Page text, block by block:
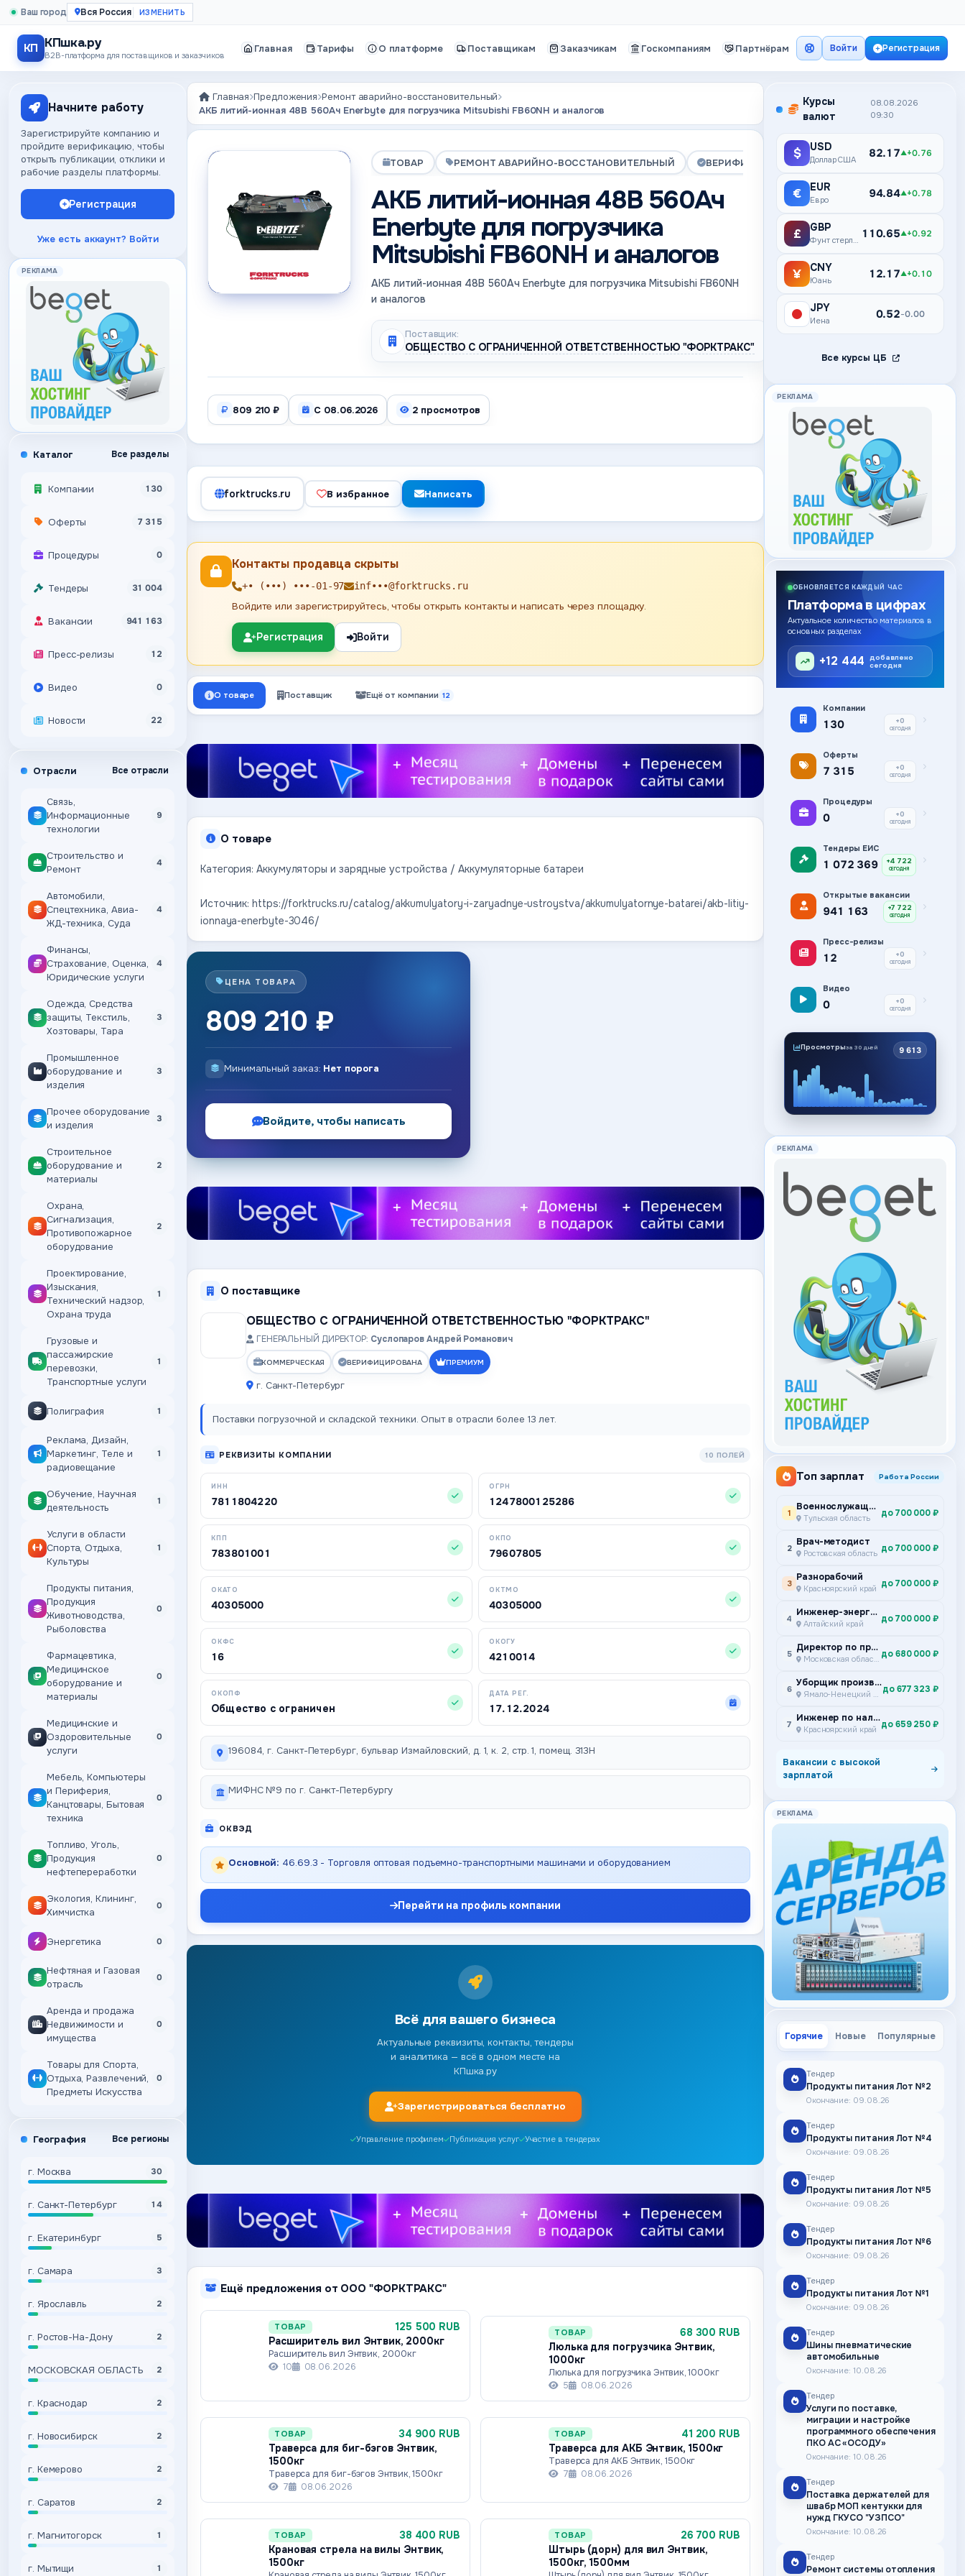
Ваш город Вся Россия
КП КПшка.ру
B2B-платформа для поставщиков и заказчиков
Главная Тарифы О платформе Поставщикам Заказчикам Госкомпаниям Партнёрам Войти Регистрация
Начните работу
Зарегистрируйте компанию и
пройдите верификацию, чтобы
открыть публикации, отклики и
рабочие разделы платформы.
Регистрация
Уже есть аккаунт? Войти
РЕКЛАМА
Каталог Все разделы
Компании 130
Оферты 7 315
Процедуры 0
Тендеры 31 004
Вакансии 941 163
Пресс-релизы 12
Видео 0
Новости 22
Отрасли Все отрасли
Связь,
Информационные
технологии
9
Строительство и
Ремонт
4
Автомобили,
Спецтехника, Авиа-
ЖД-техника, Суда
4
Финансы,
Страхование, Оценка,
Юридические услуги
4
Одежда, Средства
защиты, Текстиль,
Хозтовары, Тара
3
Промышленное
оборудование и
изделия
3
Прочее оборудование
и изделия
3
Строительное
оборудование и
материалы
2
Охрана,
Сигнализация,
Противопожарное
оборудование
2
Проектирование,
Изыскания,
Технический надзор,
Охрана труда
1
Грузовые и
пассажирские
перевозки,
Транспортные услуги
1
Полиграфия 1
Реклама, Дизайн,
Маркетинг, Теле и
радиовещание
1
Обучение, Научная
деятельность
1
Услуги в области
Спорта, Отдыха,
Культуры
1
Продукты питания,
Продукция
Животноводства,
Рыболовства
0
Фармацевтика,
Медицинское
оборудование и
материалы
0
Медицинские и
Оздоровительные
услуги
0
Мебель, Компьютеры
и Периферия,
Канцтовары, Бытовая
техника
0
Топливо, Уголь,
Продукция
нефтепереработки
0
Экология, Клининг,
Химчистка
0
Энергетика 0
Нефтяная и Газовая
отрасль
0
Аренда и продажа
Недвижимости и
имущества
0
Товары для Спорта,
Отдыха, Развлечений,
Предметы Искусства
0
География Все регионы
г. Москва 30
г. Санкт-Петербург 14
г. Екатеринбург 5
г. Самара 3
г. Ярославль 2
г. Ростов-На-Дону 2
МОСКОВСКАЯ ОБЛАСТЬ 2
г. Краснодар 2
г. Новосибирск 2
г. Кемерово 2
г. Саратов 2
г. Магнитогорск 1
г. Мытищи 1
Главная Предложения Ремонт аварийно-восстановительный
АКБ литий-ионная 48В 560Ач Enerbyte для погрузчика Mitsubishi FB60NH и аналогов
ТОВАР РЕМОНТ АВАРИЙНО-ВОССТАНОВИТЕЛЬНЫЙ ВЕРИФИЦИРОВАНА ПРЕМИУМ
АКБ литий-ионная 48В 560Ач
Enerbyte для погрузчика
Mitsubishi FB60NH и аналогов
АКБ литий-ионная 48В 560Ач Enerbyte для погрузчика Mitsubishi FB60NH
и аналогов
Поставщик:
ОБЩЕСТВО С ОГРАНИЧЕННОЙ ОТВЕТСТВЕННОСТЬЮ "ФОРКТРАКС"
809 210 ₽ С 08.06.2026 2 просмотров
forktrucks.ru В избранное Написать
Контакты продавца скрыты
+• (•••) •••-01-97 inf•••@forktrucks.ru
Войдите или зарегистрируйтесь, чтобы открыть контакты и написать через площадку.
Регистрация Войти
О товаре Поставщик Ещё от компании 12
О товаре
Категория: Аккумуляторы и зарядные устройства / Аккумуляторные батареи
Источник: https://forktrucks.ru/catalog/akkumulyatory-i-zaryadnye-ustroystva/akkumulyatornye-batarei/akb-litiy-
ionnaya-enerbyte-3046/
ЦЕНА ТОВАРА
809 210 ₽
Минимальный заказ: Нет порога
Войдите, чтобы написать
О поставщике
ОБЩЕСТВО С ОГРАНИЧЕННОЙ ОТВЕТСТВЕННОСТЬЮ "ФОРКТРАКС"
ГЕНЕРАЛЬНЫЙ ДИРЕКТОР: Суслопаров Андрей Романович
КОММЕРЧЕСКАЯ ВЕРИФИЦИРОВАНА ПРЕМИУМ
г. Санкт-Петербург
Поставки погрузочной и складской техники. Опыт в отрасли более 13 лет.
РЕКВИЗИТЫ КОМПАНИИ 10 ПОЛЕЙ
ИНН
7811804220
ОГРН
1247800125286
КПП
783801001
ОКПО
79607805
ОКАТО
40305000
ОКТМО
40305000
ОКФС
16
ОКОГУ
4210014
ОКОПФ
Общество с ограничен
ДАТА РЕГ.
17.12.2024
196084, г. Санкт-Петербург, бульвар Измайловский, д. 1, к. 2, стр. 1, помещ. 313Н
МИФНС №9 по г. Санкт-Петербургу
ОКВЭД
Основной: 46.69.3 - Торговля оптовая подъемно-транспортными машинами и оборудованием
Перейти на профиль компании
Всё для вашего бизнеса
Актуальные реквизиты, контакты, тендеры
и аналитика — всё в одном месте на
КПшка.ру
Зарегистрироваться бесплатно
Управление профилем Публикация услуг Участие в тендерах
Ещё предложения от ООО "ФОРКТРАКС"
ТОВАР
125 500 RUB
Расширитель вил Энтвик, 2000кг
Расширитель вил Энтвик, 2000кг
10
08.06.2026
ТОВАР
68 300 RUB
Люлька для погрузчика Энтвик,
1000кг
Люлька для погрузчика Энтвик, 1000кг
5
08.06.2026
ТОВАР
34 900 RUB
Траверса для биг-бэгов Энтвик,
1500кг
Траверса для биг-бэгов Энтвик, 1500кг
7
08.06.2026
ТОВАР
41 200 RUB
Траверса для АКБ Энтвик, 1500кг
Траверса для АКБ Энтвик, 1500кг
7
08.06.2026
ТОВАР
38 400 RUB
Крановая стрела на вилы Энтвик,
1500кг
ТОВАР
26 700 RUB
Штырь (дорн) для вил Энтвик,
1500кг, 1500мм
Курсы
валют
08.08.2026
09:30
$ USD
Доллар США 82.17▲+0.76
€ EUR
Евро 94.84▲+0.78
£ GBP
Фунт стерлингов 110.65▲+0.92
¥ CNY
Юань 12.17▲+0.10
¥ JPY
Иена 0.52–0.00
Все курсы ЦБ
РЕКЛАМА
ОБНОВЛЯЕТСЯ КАЖДЫЙ ЧАС
Платформа в цифрах
Актуальное количество материалов в
основных разделах
+12 444
добавлено
сегодня
Компании
130 +0
СЕГОДНЯ
Оферты
7 315 +0
СЕГОДНЯ
Процедуры
0 +0
СЕГОДНЯ
Тендеры ЕИС
1 072 369 +4 722
СЕГОДНЯ
Открытые вакансии
941 163 +7 722
СЕГОДНЯ
Пресс-релизы
12 +0
СЕГОДНЯ
Видео
0 +0
СЕГОДНЯ
Просмотрыза 30 дней 9 613
РЕКЛАМА
Топ зарплат Работа России
1
Военнослужащий по контракту
Тульская область до 700 000 ₽
2
Врач-методист
Ростовская область до 700 000 ₽
3
Разнорабочий
Красноярский край до 700 000 ₽
4
Инженер-энергетик
Алтайский край до 700 000 ₽
5
Директор по производству
Московская область до 680 000 ₽
6
Уборщик производственных и служебных помещений
Ямало-Ненецкий автономный округ до 677 323 ₽
7
Инженер по наладке и испытаниям Подземный участок ремонта и сервисного обслуживания самоходного дизельного оборудования Специализированное предприятие горной техники
Красноярский край до 659 250 ₽
Вакансии с высокой
зарплатой
РЕКЛАМА
Горячие Новые Популярные
Тендер
Продукты питания Лот №2
Окончание: 09.08.26
Тендер
Продукты питания Лот №4
Окончание: 09.08.26
Тендер
Продукты питания Лот №5
Окончание: 09.08.26
Тендер
Продукты питания Лот №6
Окончание: 09.08.26
Тендер
Продукты питания Лот №1
Окончание: 09.08.26
Тендер
Шины пневматические
автомобильные
Окончание: 10.08.26
Тендер
Услуги по поставке,
миграции и настройке
программного обеспечения
ПКО АС «ОСОДУ»
Окончание: 10.08.26
Тендер
Поставка держателей для
швабр МОП кентукки для
нужд ГКУСО "УЗПСО"
Окончание: 10.08.26
Тендер
Ремонт системы отопления